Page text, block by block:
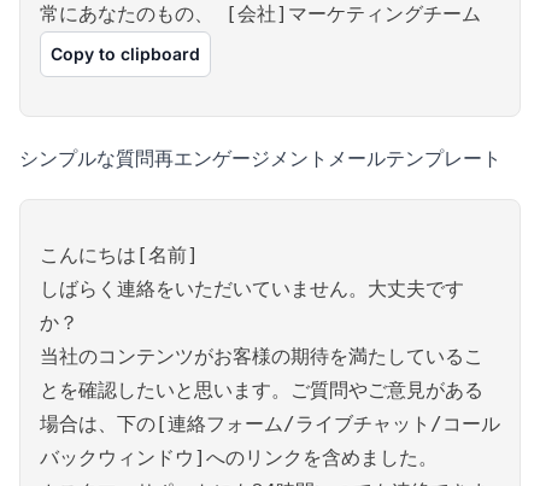
常にあなたのもの、 [会社]マーケティングチーム
Copy to clipboard
シンプルな質問再エンゲージメントメールテンプレート
こんにちは[名前]
しばらく連絡をいただいていません。大丈夫です
か？
当社のコンテンツがお客様の期待を満たしているこ
とを確認したいと思います。ご質問やご意見がある
場合は、下の[連絡フォーム/ライブチャット/コール
バックウィンドウ]へのリンクを含めました。